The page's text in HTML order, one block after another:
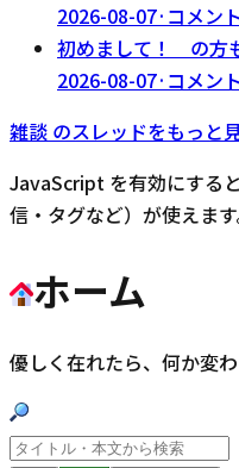
2026-08-07· コメント
初めまして！ の方
2026-08-07· コメント
雑談 のスレッドをもっと
JavaScript を有効にする
信・タグなど）が使えます
ホーム
優しく在れたら、何か変